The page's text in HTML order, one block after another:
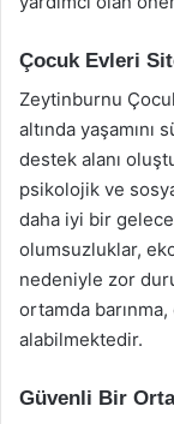
Çocuk Evleri
Zeytinburnu
altında yaşamını
destek alanı
psikolojik ve
daha iyi bir
olumsuzluklar,
nedeniyle zor
ortamda
alabilmektedir.
Güvenli Bir